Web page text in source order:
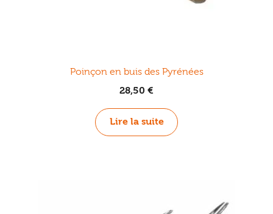
Poinçon en buis des Pyrénées
28,50 €
Lire la suite